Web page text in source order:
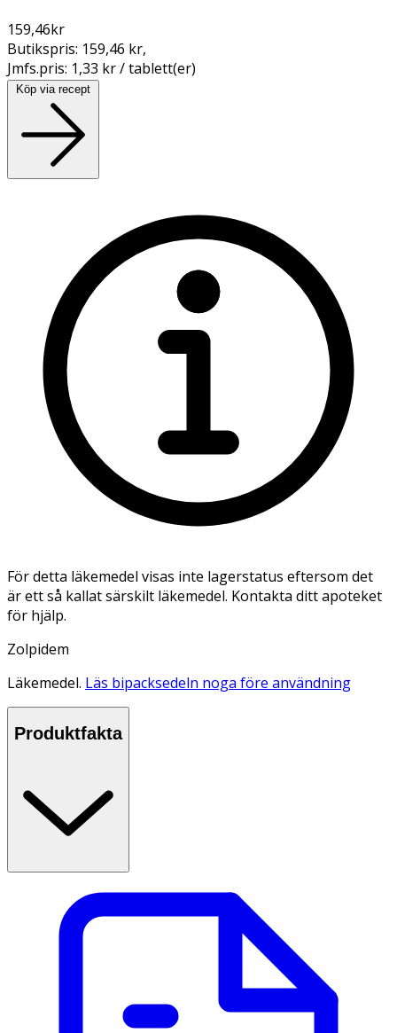
159,46kr
Butikspris: 159,46 kr,
Jmfs.pris: 1,33 kr / tablett(er)
Köp via recept
För detta läkemedel visas inte lagerstatus eftersom det
är ett så kallat särskilt läkemedel. Kontakta ditt apoteket
för hjälp.
Zolpidem
Läkemedel. Läs bipacksedeln noga före användning
Produktfakta